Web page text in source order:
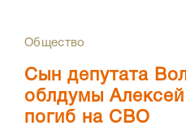
Общество
Сын депутата
облдумы
погиб на СВО